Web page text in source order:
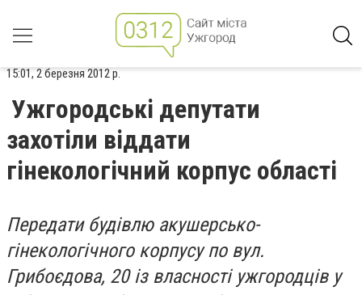
15:01, 2 березня 2012 р.
Ужгородські депутати
захотіли віддати
гінекологічний корпус області
Передати будівлю акушерсько-
гінекологічного корпусу по вул.
Грибоєдова, 20 із власності ужгородців у